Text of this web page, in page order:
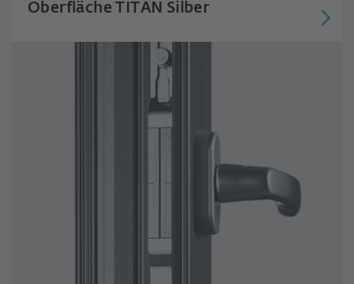
Oberfläche TITAN Silber